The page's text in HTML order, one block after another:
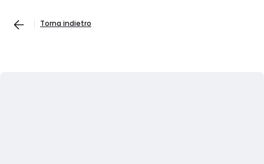
Torna indietro